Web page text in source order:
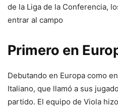
de la Liga de la Conferencia,
entrar al campo
Primero en
Debutando en Europa como
Italiano, que llamó a sus
partido. El equipo de Viola